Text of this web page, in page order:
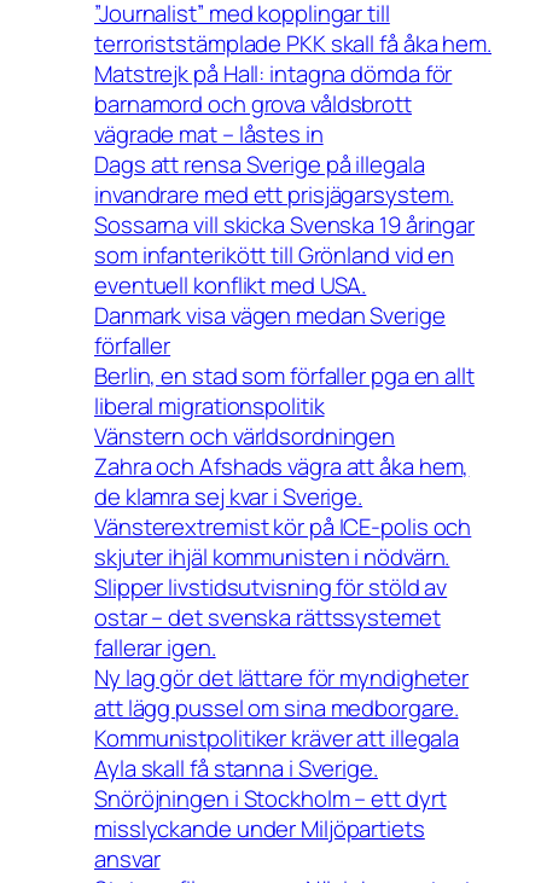
”Journalist” med kopplingar till
terroriststämplade PKK skall få åka hem.
Matstrejk på Hall: intagna dömda för
barnamord och grova våldsbrott
vägrade mat – låstes in
Dags att rensa Sverige på illegala
invandrare med ett prisjägarsystem.
Sossarna vill skicka Svenska 19 åringar
som infanterikött till Grönland vid en
eventuell konflikt med USA.
Danmark visa vägen medan Sverige
förfaller
Berlin, en stad som förfaller pga en allt
liberal migrationspolitik
Vänstern och världsordningen
Zahra och Afshads vägra att åka hem,
de klamra sej kvar i Sverige.
Vänsterextremist kör på ICE-polis och
skjuter ihjäl kommunisten i nödvärn.
Slipper livstidsutvisning för stöld av
ostar – det svenska rättssystemet
fallerar igen.
Ny lag gör det lättare för myndigheter
att lägg pussel om sina medborgare.
Kommunistpolitiker kräver att illegala
Ayla skall få stanna i Sverige.
Snöröjningen i Stockholm – ett dyrt
misslyckande under Miljöpartiets
ansvar